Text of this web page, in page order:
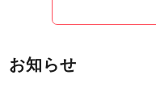
お知らせ